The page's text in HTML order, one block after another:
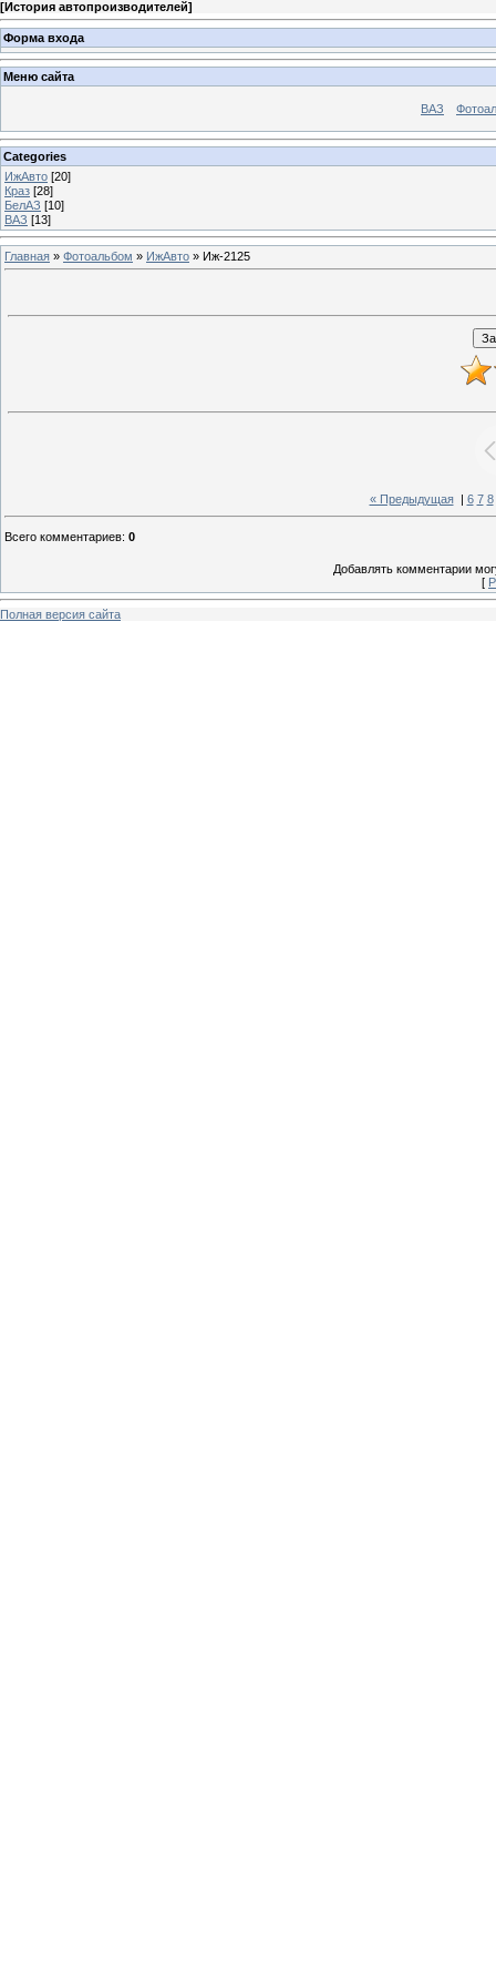
[История автопроизводителей]
Форма входа
Меню сайта
ВАЗ
Categories
ИжАвто [20]
Краз [28]
БелАЗ [10]
ВАЗ [13]
Главная » Фотоальбом » ИжАвто » Иж-2125
« Предыдущая| 6 7 8
Всего комментариев: 0
Добавлять комментарии
[
Полная версия сайта